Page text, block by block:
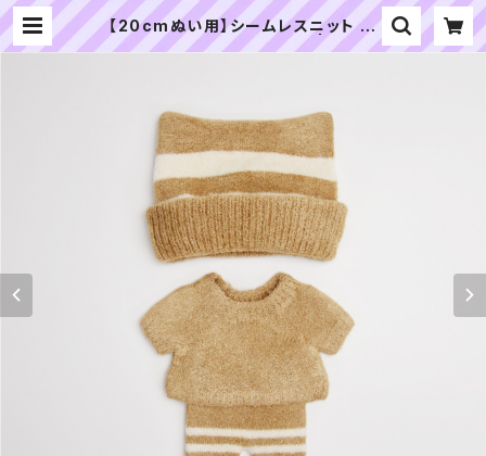
【20cmぬい用】シームレスニット ル
ームウェアセット（キャメル） | ぬいぐ